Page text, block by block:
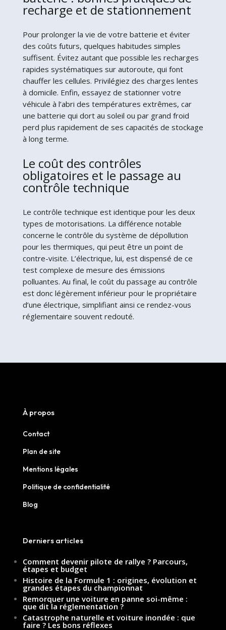
recharge et de stationnement
Pour prolonger la vie de votre batterie et éviter
des coûts futurs, quelques habitudes simples
suffisent. Évitez autant que possible les recharges
rapides systématiques sur autoroute, qui font
chauffer les cellules. Privilégiez des charges lentes
à domicile. Enfin, essayez de stationner votre
véhicule à l’abri des températures extrêmes, car
une batterie qui dort au soleil ou par grand froid
perd plus rapidement de ses capacités de stockage
à long terme.
Le coût des contrôles
obligatoires et le passage au
contrôle technique
Le contrôle technique est identique pour les deux
types de motorisations. La différence notable
concerne le contrôle du système de dépollution
pour les thermiques, qui peut être un point de
contre-visite. L’électrique, lui, est dispensé de ce
test complexe de mesure des émissions
polluantes. Au final, le coût du passage au contrôle
est donc légèrement inférieur pour le propriétaire
d’une électrique, simplifiant ainsi ce rendez-vous
réglementaire souvent redouté.
À propos
Contact
Plan de site
Mentions légales
Politique de confidentialité
Blog
Derniers articles
Comment devenir pilote de rallye ? Parcours,
étapes et budget
Histoire de la Formule 1 : origines, évolution et
grandes étapes du championnat
Remorquer une voiture en panne soi-même :
que dit la réglementation ?
Catastrophe naturelle et voiture inondée : que
faire ? Les bons réflexes